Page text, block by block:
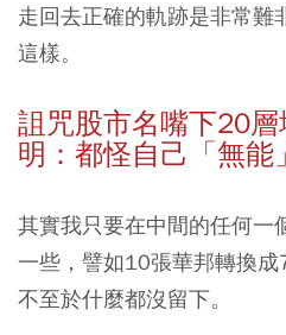
走回去正確的軌跡是非常難
這樣。
詛咒股市名嘴下20
明：都怪自己「無能
其實我只要在中間的任何一
一些，譬如10張華邦轉換
不至於什麼都沒留下。